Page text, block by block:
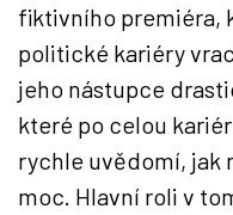
fiktivního premiéra,
politické kariéry
jeho nástupce
které po celou
rychle uvědomí, jak
moc. Hlavní roli v